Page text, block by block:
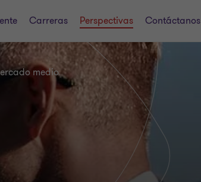
Carreras Perspectivas Contáctanos
medio